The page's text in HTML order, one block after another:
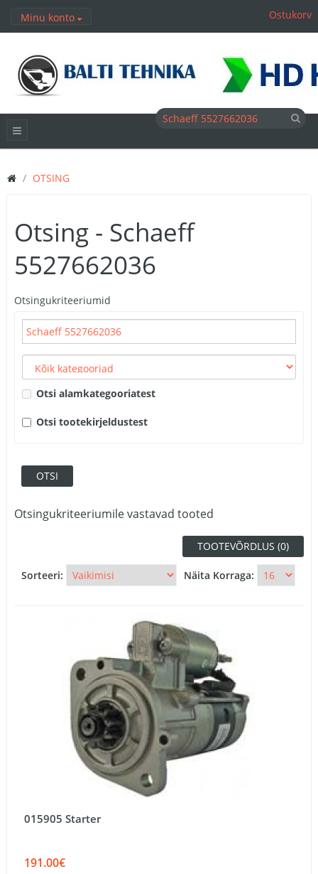
Minu konto Ostukorv
OTSING
Otsing - Schaeff
5527662036
Otsingukriteeriumid
Otsi alamkategooriatest
Otsi tootekirjeldustest
Otsingukriteeriumile vastavad tooted
TOOTEVÕRDLUS (0)
Sorteeri: Näita Korraga:
015905 Starter
191.00€